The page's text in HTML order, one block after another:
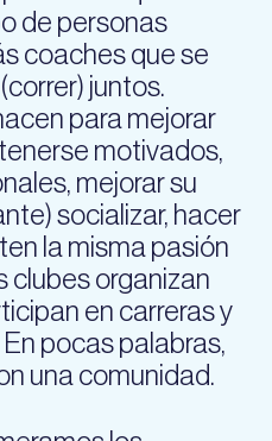
de personas
coaches que se
juntos.
para mejorar
motivados,
mejorar su
socializar, hacer
la misma pasión
clubes organizan
en carreras y
pocas palabras,
una comunidad.